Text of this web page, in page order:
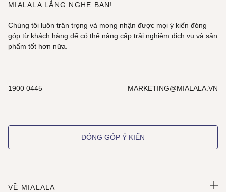
MIALALA LẮNG NGHE BẠN!
Chúng tôi luôn trân trọng và mong nhận được mọi ý kiến đóng
góp từ khách hàng để có thể nâng cấp trải nghiệm dịch vụ và sản
phẩm tốt hơn nữa.
1900 0445 MARKETING@MIALALA.VN
ĐÓNG GÓP Ý KIẾN
VỀ MIALALA